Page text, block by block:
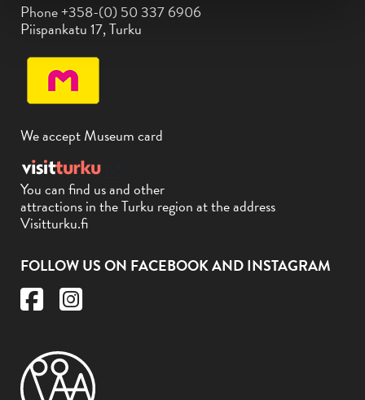
Phone +358-(0) 50 337 6906
Piispankatu 17, Turku
We accept Museum card
You can find us and other
attractions in the Turku region at the address
Visitturku.fi
FOLLOW US ON FACEBOOK AND INSTAGRAM